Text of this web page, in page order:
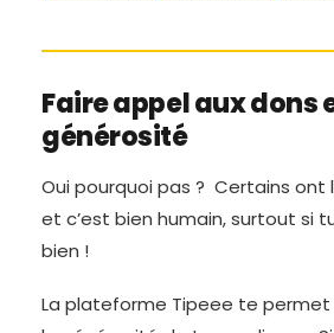
Faire appel aux dons
générosité
Oui pourquoi pas ? Certains ont
et c’est bien humain, surtout si
bien !
La plateforme Tipeee te